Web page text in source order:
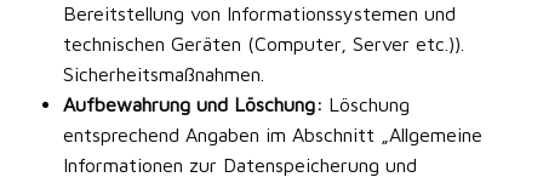
Bereitstellung von Informationssystemen und
technischen Geräten (Computer, Server etc.)).
Sicherheitsmaßnahmen.
Aufbewahrung und Löschung: Löschung
entsprechend Angaben im Abschnitt „Allgemeine
Informationen zur Datenspeicherung und